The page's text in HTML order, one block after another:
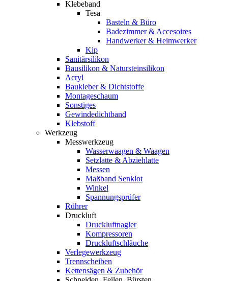
Klebeband
Tesa
Basteln & Büro
Badezimmer & Accesoires
Handwerker & Heimwerker
Kip
Sanitärsilikon
Bausilikon & Natursteinsilikon
Acryl
Baukleber & Dichtstoffe
Montageschaum
Sonstiges
Gewindedichtband
Klebstoff
Werkzeug
Messwerkzeug
Wasserwaagen & Waagen
Setzlatte & Abziehlatte
Messen
Maßband Senklot
Winkel
Spannungsprüfer
Rührer
Druckluft
Druckluftnagler
Kompressoren
Druckluftschläuche
Verlegewerkzeug
Trennscheiben
Kettensägen & Zubehör